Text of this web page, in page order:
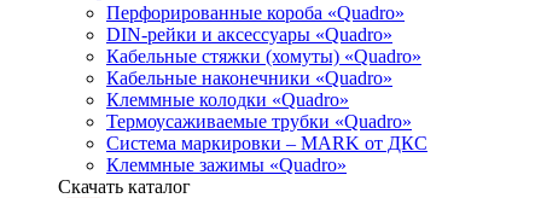
Перфорированные короба «Quadro»
DIN-рейки и аксессуары «Quadro»
Кабельные стяжки (хомуты) «Quadro»
Кабельные наконечники «Quadro»
Клеммные колодки «Quadro»
Термоусаживаемые трубки «Quadro»
Система маркировки – MARK от ДКС
Клеммные зажимы «Quadro»
Скачать каталог